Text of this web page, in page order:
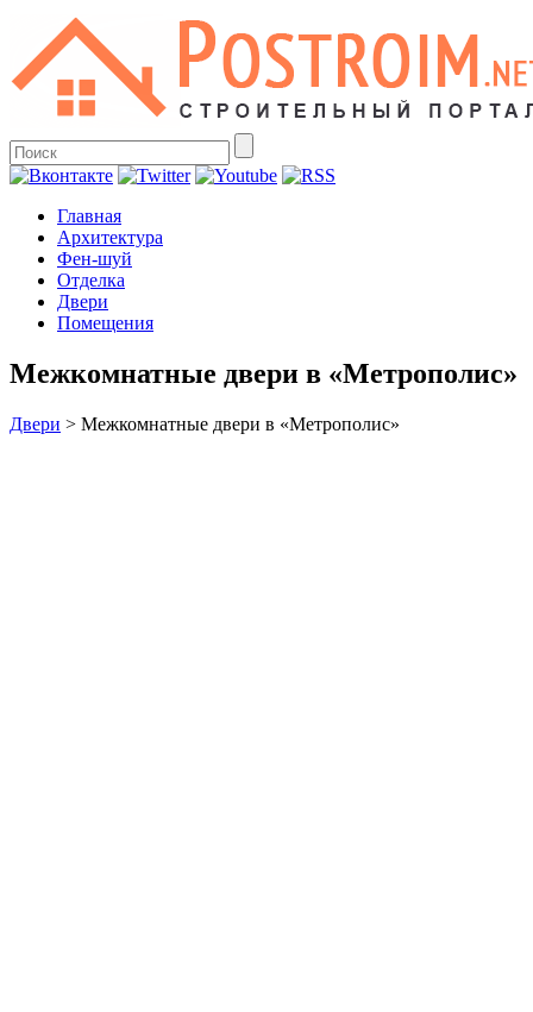
Главная
Архитектура
Фен-шуй
Отделка
Двери
Помещения
Межкомнатные двери в «Метрополис»
Двери > Межкомнатные двери в «Метрополис»